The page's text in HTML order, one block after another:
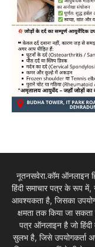
नूतनसवेरा.कॉम ऑनलाइन
हिंदी समाचार पत्र के रूप में,
आवश्यकता है, जिसका उपयोग
क्षमता तक किया जा
पत्र ऑनलाइन है जो हिंदी
सुलभ है, जिसे उपयोगकर्ता